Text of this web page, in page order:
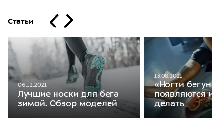
Статьи
06.12.2021
Лучшие носки для бега
зимой. Обзор моделей
13.08.2021
«Ногти
появляются и
делать